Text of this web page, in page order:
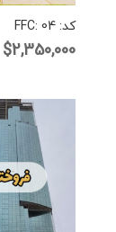
کد: FFC: 04
$2,350,000